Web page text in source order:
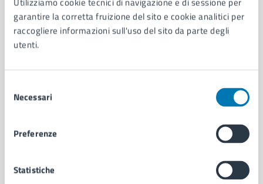
garantire la corretta fruizione del sito e cookie analitici per
raccogliere informazioni sull'uso del sito da parte degli
utenti.
delNecessari
Preferenze
Statistiche
Comune di Napoli
Aree amministrative
Uffici
Politici
Personale amministrativo